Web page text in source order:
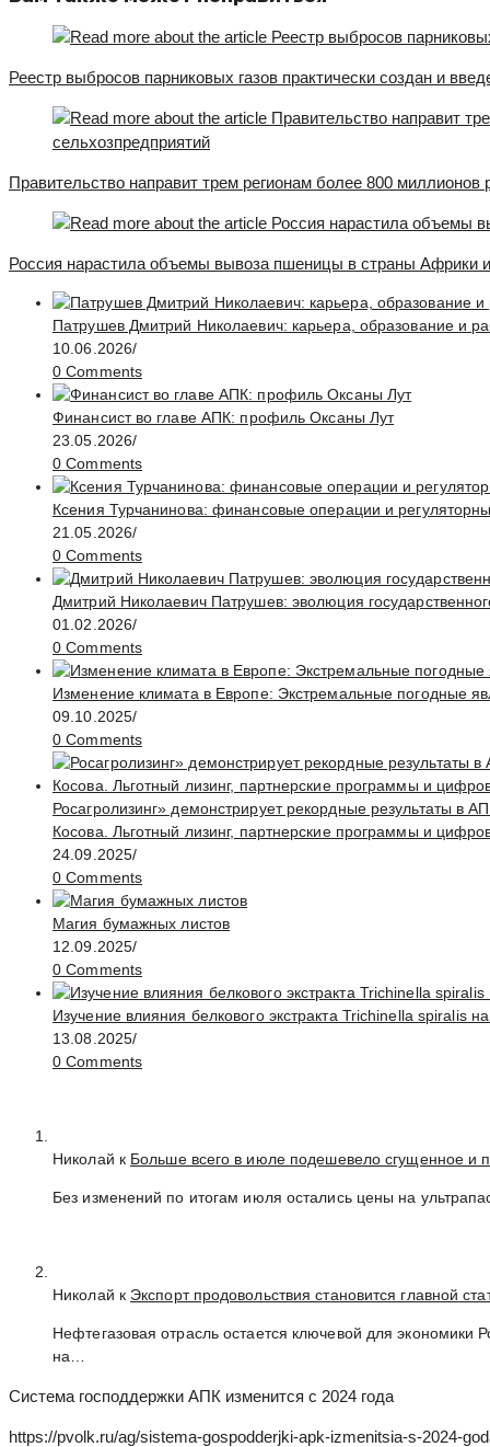
Реестр выбросов парниковых газов практически создан и
Правительство направит трем регионам более 800
Россия нарастила объемы вывоза пшеницы в страны Африки
Патрушев Дмитрий Николаевич: карьера, образование и
10.06.2026/
0 Comments
Финансист во главе АПК: профиль Оксаны Лут
23.05.2026/
0 Comments
Ксения Турчанинова: финансовые операции и
21.05.2026/
0 Comments
Дмитрий Николаевич Патрушев: эволюция
01.02.2026/
0 Comments
Изменение климата в Европе: Экстремальные погодные
09.10.2025/
0 Comments
Росагролизинг» демонстрирует рекордные результаты в
Косова. Льготный лизинг, партнерские программы и
24.09.2025/
0 Comments
Магия бумажных листов
12.09.2025/
0 Comments
Изучение влияния белкового экстракта Trichinella spiralis
13.08.2025/
0 Comments
Николай к Больше всего в июле подешевело сгущенное и
Без изменений по итогам июля остались цены на
Николай к Экспорт продовольствия становится главной
Нефтегазовая отрасль остается ключевой для
на…
Система господдержки АПК изменится с 2024 года
https://pvolk.ru/ag/sistema-gospodderjki-apk-izmenitsia-s-2024-